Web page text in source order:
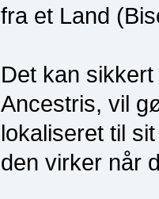
fra et Land
Det kan
Ancestris, vil
lokaliseret til
den virker når